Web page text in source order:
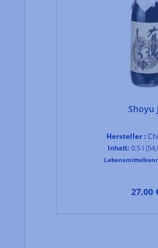
Shoyu
Hersteller :
Inhalt: 0.5 l
27,00